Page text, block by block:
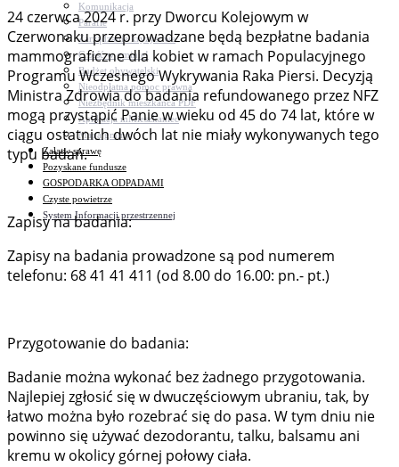
Komunikacja
Parafie
Zarządzanie kryzysowe
C.ześć w gminie!
Budżet obywatelski
Nieodpłatna pomoc prawna
Niezbędnik mieszkańca PDF
Aplikacja mMieszkaniec
Mapa gminy
Załatw sprawę
Pozyskane fundusze
GOSPODARKA ODPADAMI
Czyste powietrze
System Informacji przestrzennej
24 czerwca 2024 r. przy Dworcu Kolejowym w
Czerwonaku przeprowadzane będą bezpłatne badania
mammograficzne dla kobiet w ramach Populacyjnego
Programu Wczesnego Wykrywania Raka Piersi. Decyzją
Ministra Zdrowia do badania refundowanego przez NFZ
mogą przystąpić Panie w wieku od 45 do 74 lat, które w
ciągu ostatnich dwóch lat nie miały wykonywanych tego
typu badań.
Zapisy na badania:
Zapisy na badania prowadzone są pod numerem
telefonu: 68 41 41 411 (od 8.00 do 16.00: pn.- pt.)
Przygotowanie do badania:
Badanie można wykonać bez żadnego przygotowania.
Najlepiej zgłosić się w dwuczęściowym ubraniu, tak, by
łatwo można było rozebrać się do pasa. W tym dniu nie
powinno się używać dezodorantu, talku, balsamu ani
kremu w okolicy górnej połowy ciała.